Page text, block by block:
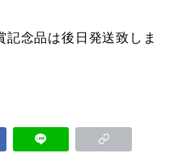
記念品は後日発送致しま